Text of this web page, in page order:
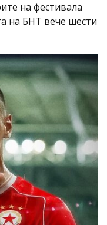
на фестивала
на БНТ вече шести